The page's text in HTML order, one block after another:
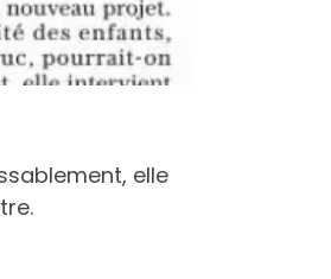
elle